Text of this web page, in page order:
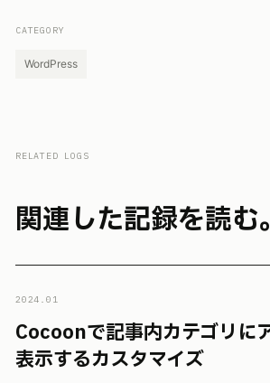
CATEGORY
WordPress
RELATED LOGS
関連した記録を読む。
2024.01
Cocoonで記事内カテゴリにアイキャッチを
表示するカスタマイズ